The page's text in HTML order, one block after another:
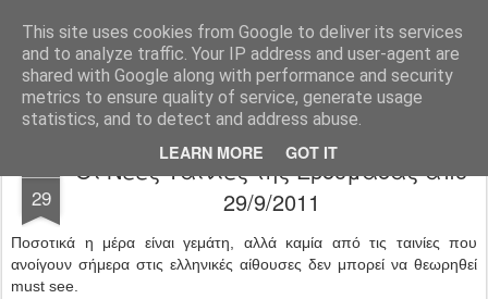
This site uses cookies from Google to deliver its services
and to analyze traffic. Your IP address and user-agent are
shared with Google along with performance and security
metrics to ensure quality of service, generate usage
statistics, and to detect and address abuse.
LEARN MORE GOT IT
FilmBoy
29
Οι Νέες Ταινίες της Εβδομάδας από
29/9/2011
Ποσοτικά η μέρα είναι γεμάτη, αλλά καμία από τις ταινίες που
ανοίγουν σήμερα στις ελληνικές αίθουσες δεν μπορεί να θεωρηθεί
must see.